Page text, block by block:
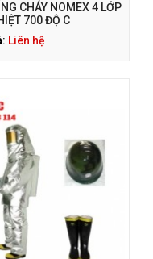
CHÁY NOMEX 4 LỚP
700 ĐỘ C
Liên hệ